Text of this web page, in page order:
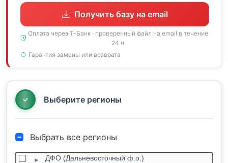
Получить базу на email
Оплата через Т-Банк · проверенный файл на email в течение
24 ч
Гарантия замены или возврата
Выберите регионы
Выбрать все регионы
ДФО (Дальневосточный ф.о.)